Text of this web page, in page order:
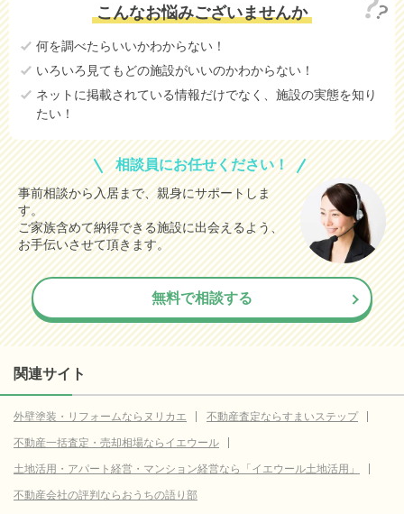
こんなお悩みございませんか
何を調べたらいいかわからない！
いろいろ見てもどの施設がいいのかわからない！
ネットに掲載されている情報だけでなく、施設の実態を知り
たい！
相談員にお任せください！
事前相談から入居まで、親身にサポートしま
す。
ご家族含めて納得できる施設に出会えるよう、
お手伝いさせて頂きます。
無料で相談する
関連サイト
外壁塗装・リフォームならヌリカエ
不動産査定ならすまいステップ
不動産一括査定・売却相場ならイエウール
土地活用・アパート経営・マンション経営なら「イエウール土地活用」
不動産会社の評判ならおうちの語り部